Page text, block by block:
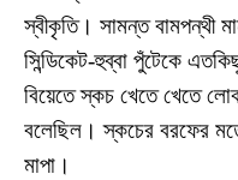
স্বীকৃতি। সামন্ত বামপন্থী
সিন্ডিকেট-হুব্বা পুঁটেকে
বিয়েতে স্কচ খেতে খেতে
বলেছিল। স্কচের বরফের
মাপা।